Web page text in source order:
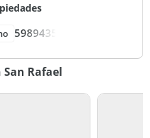
5989435
Rafael